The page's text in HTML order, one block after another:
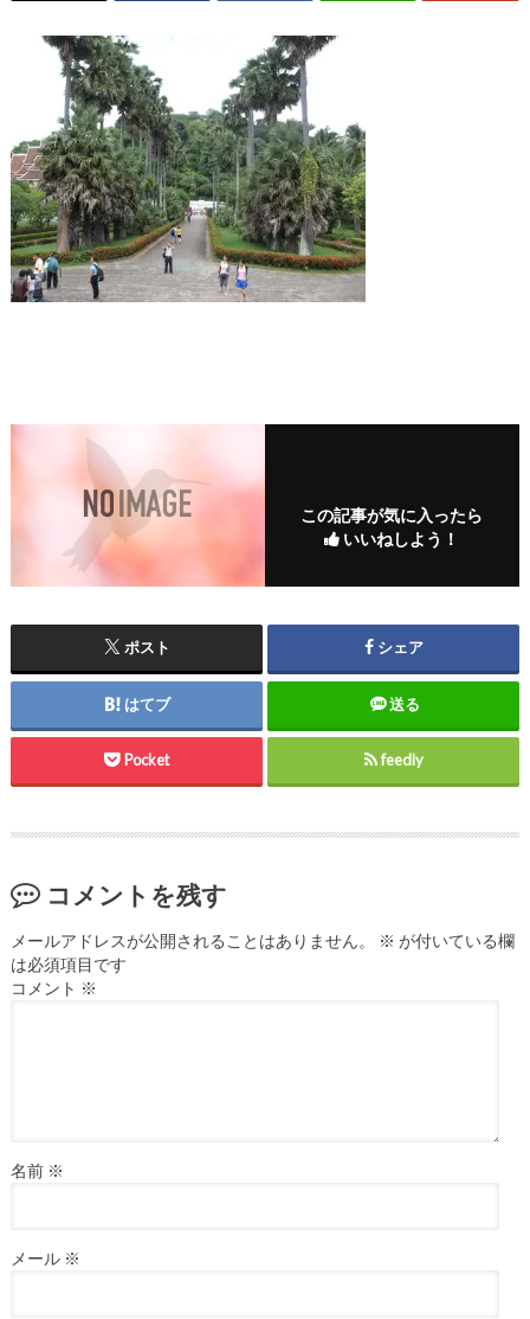
この記事が気に入ったら
いいねしよう！
ポスト シェア
はてブ 送る
Pocket feedly
コメントを残す
メールアドレスが公開されることはありません。 ※ が付いている欄
は必須項目です
コメント ※
名前 ※
メール ※